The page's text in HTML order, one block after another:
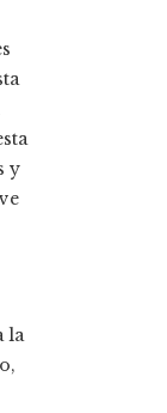
y
la